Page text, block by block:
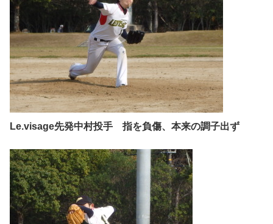
Le.visage先発中村投手 指を負傷、本来の調子出ず